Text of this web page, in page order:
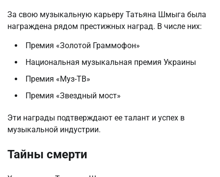
За свою музыкальную карьеру Татьяна Шмыга была
награждена рядом престижных наград. В числе них:
Премия «Золотой Граммофон»
Национальная музыкальная премия Украины
Премия «Муз-ТВ»
Премия «Звездный мост»
Эти награды подтверждают ее талант и успех в
музыкальной индустрии.
Тайны смерти